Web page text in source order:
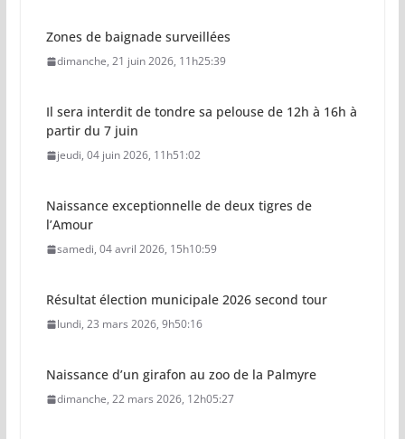
Zones de baignade surveillées
dimanche, 21 juin 2026, 11h25:39
Il sera interdit de tondre sa pelouse de 12h à 16h à
partir du 7 juin
jeudi, 04 juin 2026, 11h51:02
Naissance exceptionnelle de deux tigres de
l’Amour
samedi, 04 avril 2026, 15h10:59
Résultat élection municipale 2026 second tour
lundi, 23 mars 2026, 9h50:16
Naissance d’un girafon au zoo de la Palmyre
dimanche, 22 mars 2026, 12h05:27